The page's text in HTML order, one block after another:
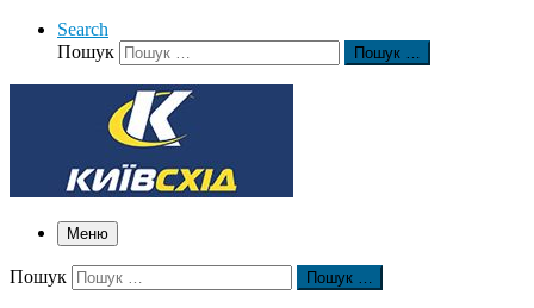
Search
Пошук
Пошук …
Меню
Пошук Пошук …